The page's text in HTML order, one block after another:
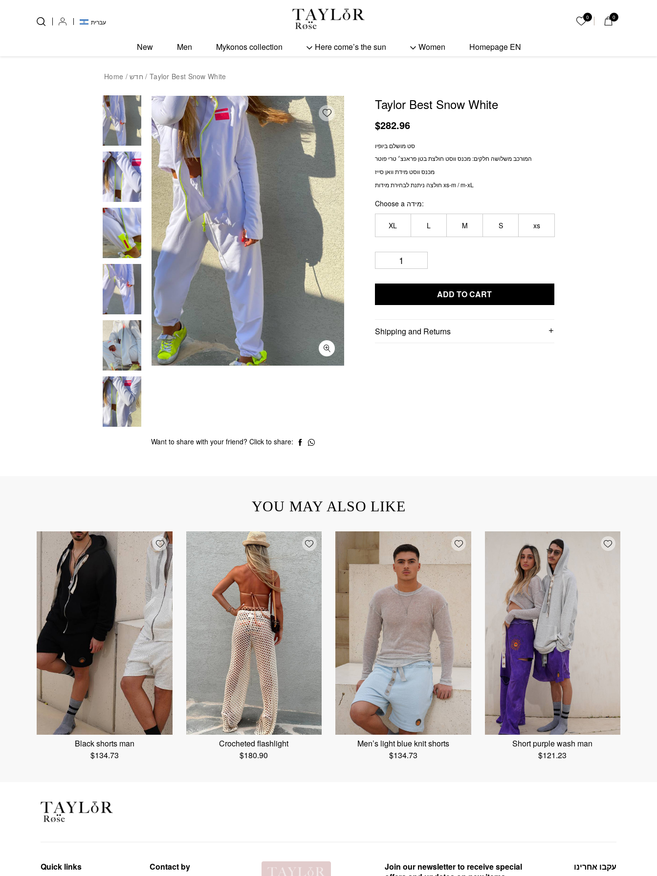
0
My List 0
עברית
New Men Mykonos collection Here come’s the sun Women Homepage EN
Home /חדש / Taylor Best Snow White
Taylor Best Snow White
$282.96
סט מושלם ביופיו
המורכב משלושה חלקים: מכנס ווסט חולצת בטן פראנצ׳ טרי פוטר
מכנס ווסט מידת וואן סייז
חולצה ניתנת לבחירת מידות xs-m / m-xL
Choose a מידה
XL L M S xs
ADD TO CART
Shipping and Returns
Add wishlist
Want to share with your friend? Click to share:
YOU MAY ALSO LIKE
Add wishlist
Black shorts man
$134.73
Add wishlist
Crocheted flashlight
$180.90
Add wishlist
Men’s light blue knit shorts
$134.73
Add wishlist
Short purple wash man
$121.23
עקבו אחרינו
Join our newsletter to receive special
Contact by
Quick links